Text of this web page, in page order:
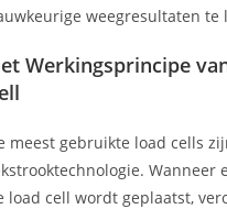
weegresultaten te
Werkingsprincipe
meest gebruikte load cells
Wanneer
load cell wordt geplaatst,